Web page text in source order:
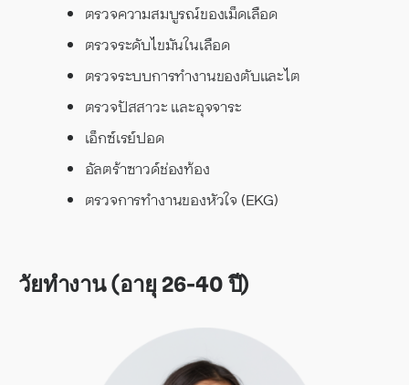
ตรวจความสมบูรณ์ของเม็ดเลือด
ตรวจระดับไขมันในเลือด
ตรวจระบบการทำงานของตับและไต
ตรวจปัสสาวะ และอุจจาระ
เอ็กซ์เรย์ปอด
อัลตร้าซาวด์ช่องท้อง
ตรวจการทำงานของหัวใจ (EKG)
วัยทำงาน (อายุ 26-40 ปี)